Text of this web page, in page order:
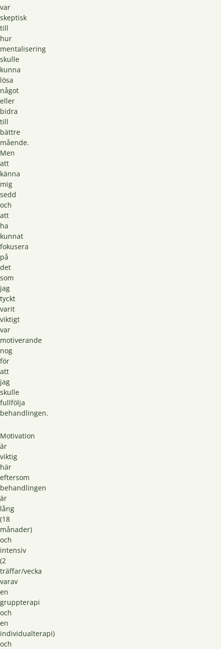
var
skeptisk
till
hur
mentalisering
skulle
kunna
lösa
något
eller
bidra
till
bättre
mående.
Men
att
känna
mig
sedd
och
att
ha
kunnat
fokusera
på
det
som
jag
tyckt
varit
viktigt
var
motiverande
nog
för
att
jag
skulle
fullfölja
behandlingen.
Motivation
är
viktig
här
eftersom
behandlingen
är
lång
(18
månader)
och
intensiv
(2
träffar/vecka
varav
en
gruppterapi
och
en
individualterapi)
och